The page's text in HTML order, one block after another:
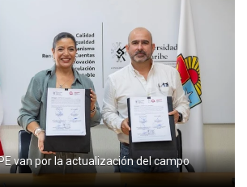
van por la actualización del campo